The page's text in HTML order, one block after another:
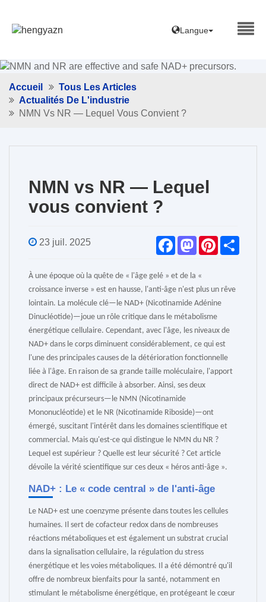
Langue
Accueil
Tous Les Articles
Actualités De L'industrie
NMN Vs NR — Lequel Vous Convient ?
NMN vs NR — Lequel
vous convient ?
23 juil. 2025
F
b
o
k
M
a
o
d
n
P
r
s
À une époque où la quête de « l'âge gelé » et de la «
croissance inverse » est en hausse, l'anti-âge n'est plus un rêve
lointain. La molécule clé—le NAD+ (Nicotinamide Adénine
Dinucléotide)—joue un rôle critique dans le métabolisme
énergétique cellulaire. Cependant, avec l'âge, les niveaux de
NAD+ dans le corps diminuent considérablement, ce qui est
l'une des principales causes de la détérioration fonctionnelle
liée à l'âge. En raison de sa grande taille moléculaire, l'apport
direct de NAD+ est difficile à absorber. Ainsi, ses deux
principaux précurseurs—le NMN (Nicotinamide
Mononucléotide) et le NR (Nicotinamide Riboside)—ont
émergé, suscitant l'intérêt dans les domaines scientifique et
commercial. Mais qu'est-ce qui distingue le NMN du NR ?
Lequel est supérieur ? Quelle est leur sécurité ? Cet article
dévoile la vérité scientifique sur ces deux « héros anti-âge ».
NAD+ : Le « code central » de l'anti-âge
Le NAD+ est une coenzyme présente dans toutes les cellules
humaines. Il sert de cofacteur redox dans de nombreuses
réactions métaboliques et est également un substrat crucial
dans la signalisation cellulaire, la régulation du stress
énergétique et les voies métaboliques. Il a été démontré qu'il
offre de nombreux bienfaits pour la santé, notamment en
stimulant le métabolisme énergétique, en protégeant le cœur